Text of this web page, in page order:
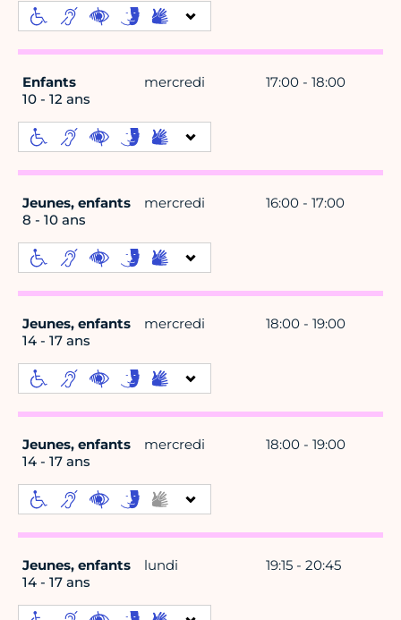
Enfants
10 - 12 ans
mercredi 17:00 - 18:00
Jeunes, enfants
8 - 10 ans
mercredi 16:00 - 17:00
Jeunes, enfants
14 - 17 ans
mercredi 18:00 - 19:00
Jeunes, enfants
14 - 17 ans
mercredi 18:00 - 19:00
Jeunes, enfants
14 - 17 ans
lundi 19:15 - 20:45